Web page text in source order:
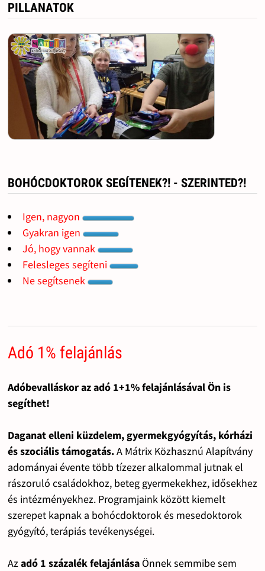
PILLANATOK
BOHÓCDOKTOROK SEGÍTENEK?! - SZERINTED?!
Igen, nagyon
Gyakran igen
Jó, hogy vannak
Felesleges segíteni
Ne segítsenek
Adó 1% felajánlás
Adóbevalláskor az adó 1+1% felajánlásával Ön is
segíthet!
Daganat elleni küzdelem, gyermekgyógyítás, kórházi
és szociális támogatás.A Mátrix Közhasznú Alapítvány
adományai évente több tízezer alkalommal jutnak el
rászoruló családokhoz, beteg gyermekekhez, idősekhez
és intézményekhez. Programjaink között kiemelt
szerepet kapnak a bohócdoktorok és mesedoktorok
gyógyító, terápiás tevékenységei.
Azadó 1 százalék felajánlásaÖnnek semmibe sem